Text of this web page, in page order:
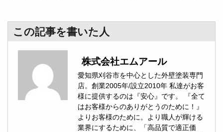
この記事を書いた人
株式会社エムアール
愛知県刈谷市を中心とした外壁塗装専門
店。創業2005年/設立2010年 私達がお客
様に提供するのは『安心』です。 『全て
はお客様からのありがとうのために！』
よりお客様のために。より職人が輝ける
業界にするために、「高品質で適正価